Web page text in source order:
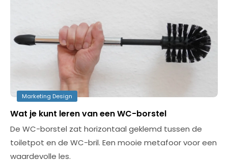
Marketing Design
Wat je kunt leren van een WC-borstel
De WC-borstel zat horizontaal geklemd tussen de
toiletpot en de WC-bril. Een mooie metafoor voor een
waardevolle les.